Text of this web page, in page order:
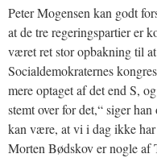
Peter Mogensen kan godt
at de tre regeringspartier er
været ret stor opbakning til
Socialdemokraternes
mere optaget af det end S,
stemt over for det,“ siger
kan være, at vi i dag ikke
Morten Bødskov er nogle af